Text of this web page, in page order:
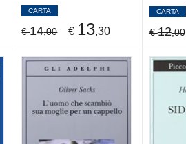
CARTA
€14,00 € 13,30
CARTA
€12,00